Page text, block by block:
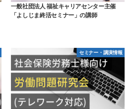
一般社団法人 福祉キャリアセンター主催
「よしじま終活セミナー」の講師
セミナー・講演情報